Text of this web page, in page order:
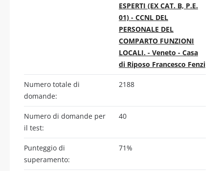
ESPERTI (EX CAT. B, P.E.
01) - CCNL DEL
PERSONALE DEL
COMPARTO FUNZIONI
LOCALI. - Veneto - Casa
di Riposo Francesco Fenzi
Numero totale di
domande:
2188
Numero di domande per
il test:
40
Punteggio di
superamento:
71%